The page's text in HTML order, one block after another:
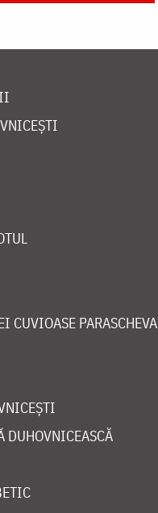
CUVIOASE PARASCHEVA
DUHOVNICEASCĂ